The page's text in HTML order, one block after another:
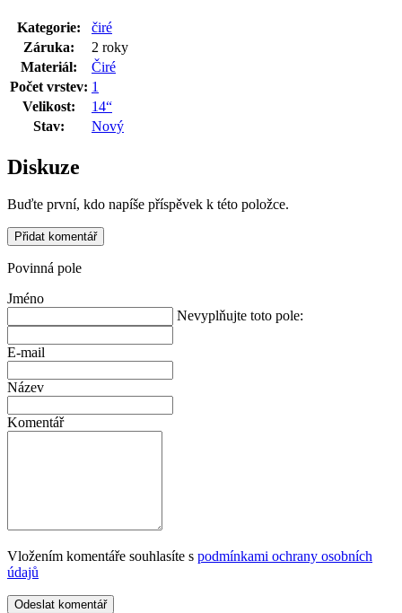
Kategorie:
čiré
Záruka:
2 roky
Materiál:
Čiré
Počet vrstev: 1
Velikost:
14“
Stav: Nový
Diskuze
Buďte první, kdo napíše příspěvek k této položce.
Přidat komentář
Povinná pole
Jméno
Nevyplňujte toto pole:
E-mail
Název
Komentář
Vložením komentáře souhlasíte s podmínkami ochrany osobních
údajů
Odeslat komentář